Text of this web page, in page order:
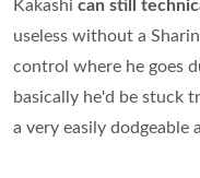
Kakashi can still
useless without a
control where he goes
basically he'd be stuck
a very easily dodgeable